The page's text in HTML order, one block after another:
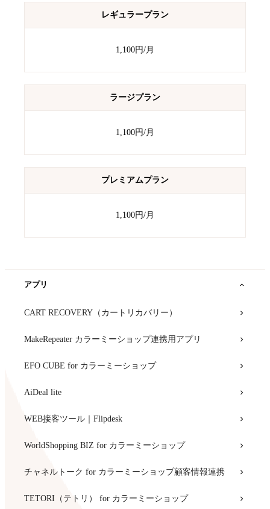
レギュラープラン
1,100円/月
ラージプラン
1,100円/月
プレミアムプラン
1,100円/月
アプリ
CART RECOVERY（カートリカバリー）
MakeRepeater カラーミーショップ連携用アプリ
EFO CUBE for カラーミーショップ
AiDeal lite
WEB接客ツール｜Flipdesk
WorldShopping BIZ for カラーミーショップ
チャネルトーク for カラーミーショップ顧客情報連携
TETORI（テトリ） for カラーミーショップ